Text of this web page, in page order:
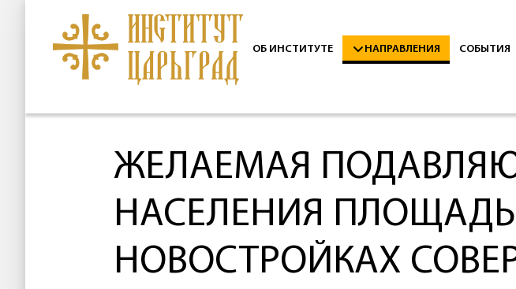
ОБ ИНСТИТУТЕ НАПРАВЛЕНИЯ СОБЫТИЯ
ЖЕЛАЕМАЯ
НАСЕЛЕНИЯ ПЛОЩАДЬ
НОВОСТРОЙКАХ